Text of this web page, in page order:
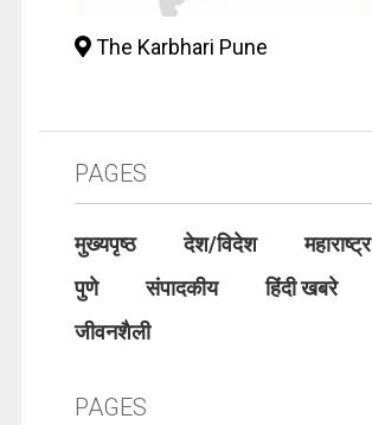
The Karbhari Pune
PAGES
मुख्यपृष्ठ देश/विदेश
महाराष्ट्र
पुणे
संपादकीय
हिंदी खबरे
जीवनशैली
PAGES